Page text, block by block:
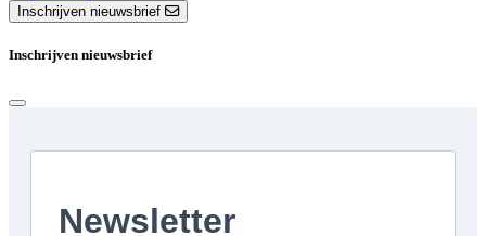
Inschrijven nieuwsbrief
Inschrijven nieuwsbrief